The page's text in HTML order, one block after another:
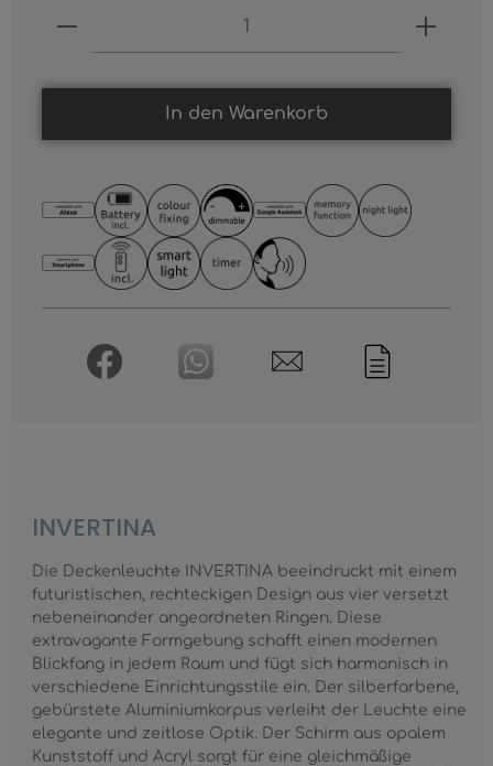
Produkt Anzahl: Gib den
In den Warenkorb
INVERTINA
Die Deckenleuchte INVERTINA beeindruckt mit einem
futuristischen, rechteckigen Design aus vier versetzt
nebeneinander angeordneten Ringen. Diese
extravagante Formgebung schafft einen modernen
Blickfang in jedem Raum und fügt sich harmonisch in
verschiedene Einrichtungsstile ein. Der silberfarbene,
gebürstete Aluminiumkorpus verleiht der Leuchte eine
elegante und zeitlose Optik. Der Schirm aus opalem
Kunststoff und Acryl sorgt für eine gleichmäßige